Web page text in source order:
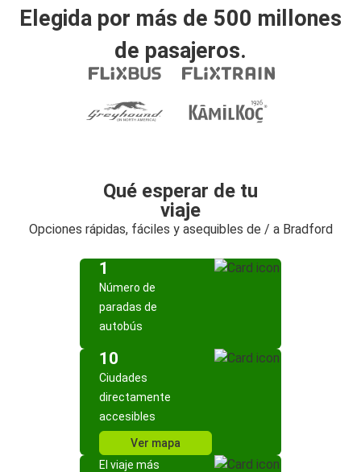
Elegida por más de 500 millones
de pasajeros.
Qué esperar de tu
viaje
Opciones rápidas, fáciles y asequibles de / a Bradford
1
Número de
paradas de
autobús
10
Ciudades
directamente
accesibles
Ver mapa
El viaje más